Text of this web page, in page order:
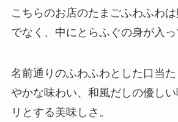
こちらのお店のたまごふわふわ
でなく、中にとらふぐの身が入っ
名前通りのふわふわとした口当
やかな味わい、和風だしの優し
リとする美味しさ。